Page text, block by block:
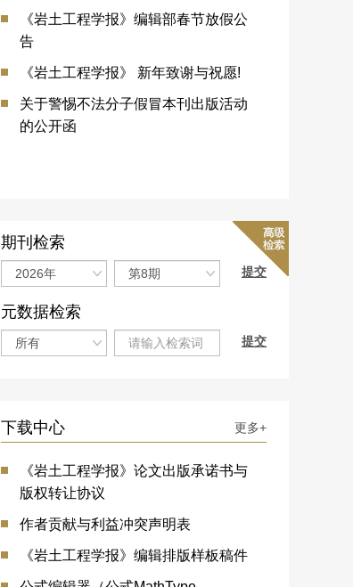
《岩土工程学报》编辑部春节放假公
告
《岩土工程学报》 新年致谢与祝愿!
关于警惕不法分子假冒本刊出版活动
的公开函
期刊检索
元数据检索
下载中心 更多+
《岩土工程学报》论文出版承诺书与
版权转让协议
作者贡献与利益冲突声明表
《岩土工程学报》编辑排版样板稿件